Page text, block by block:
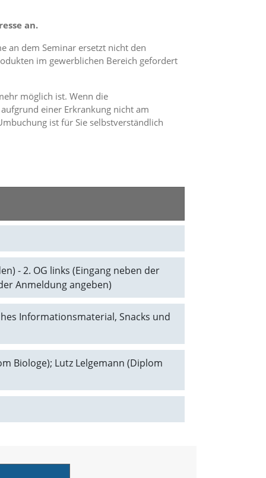
an.
an dem Seminar ersetzt nicht den
im gewerblichen Bereich gefordert
möglich ist. Wenn die
einer Erkrankung nicht am
ist für Sie selbstverständlich
- 2. OG links (Eingang neben der
Anmeldung angeben)
Informationsmaterial, Snacks und
Biologe); Lutz Lelgemann (Diplom